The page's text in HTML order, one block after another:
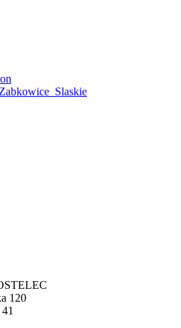
Zabkowice_Slaskie
120